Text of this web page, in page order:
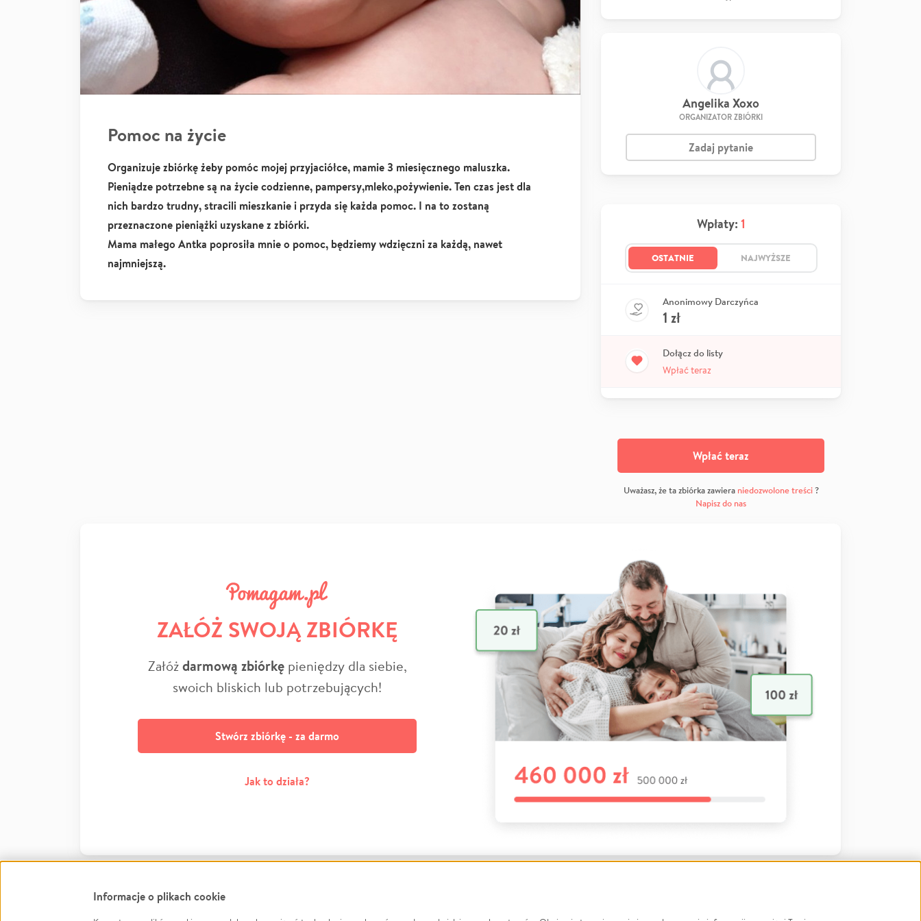
Pomoc na życie
Organizuje zbiórkę żeby pomóc mojej przyjaciółce, mamie 3 miesięcznego maluszka.
Pieniądze potrzebne są na życie codzienne, pampersy,mleko,pożywienie. Ten czas jest dla
nich bardzo trudny, stracili mieszkanie i przyda się każda pomoc. I na to zostaną
przeznaczone pieniążki uzyskane z zbiórki.
Mama małego Antka poprosiła mnie o pomoc, będziemy wdzięczni za każdą, nawet
najmniejszą.
Angelika Xoxo
ORGANIZATOR ZBIÓRKI
Zadaj pytanie
Wpłaty: 1
OSTATNIE NAJWYŻSZE
Anonimowy Darczyńca
1 zł
Dołącz do listy
Wpłać teraz
Wpłać teraz
Uważasz, że ta zbiórka zawiera niedozwolone treści?
Napisz do nas
ZAŁÓŻ SWOJĄ ZBIÓRKĘ
Załóżdarmową zbiórkępieniędzy dla siebie,
swoich bliskich lub potrzebujących!
Stwórz zbiórkę - za darmo
Jak to działa?
Informacje o plikach cookie